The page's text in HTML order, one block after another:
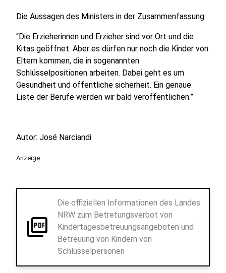
Die Aussagen des Ministers in der Zusammenfassung:
“Die Erzieherinnen und Erzieher sind vor Ort und die
Kitas geöffnet. Aber es dürfen nur noch die Kinder von
Eltern kommen, die in sogenannten
Schlüsselpositionen arbeiten. Dabei geht es um
Gesundheit und öffentliche sicherheit. Ein genaue
Liste der Berufe werden wir bald veröffentlichen.”
Autor: José Narciandi
Anzeige
picture_as_pdf
Die offiziellen Informationen des Landes
NRW zum Betretungsverbot von
Kindertagesbetreuungsangeboten und
Betreuung von Kindern von
Schlüsselpersonen